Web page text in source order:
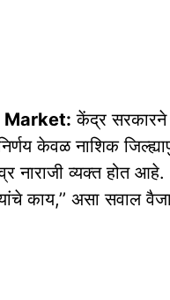
Market: केंद्र सरकारने
केवळ नाशिक
नाराजी व्यक्त होत आहे.
काय,’’ असा सवाल